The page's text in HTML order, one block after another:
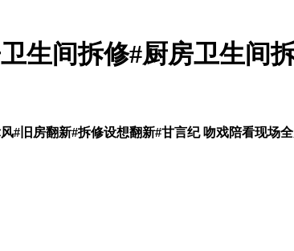
生间拆修#厨房卫生间
旧房翻新#拆修设想翻新#甘言纪 吻戏陪看现场